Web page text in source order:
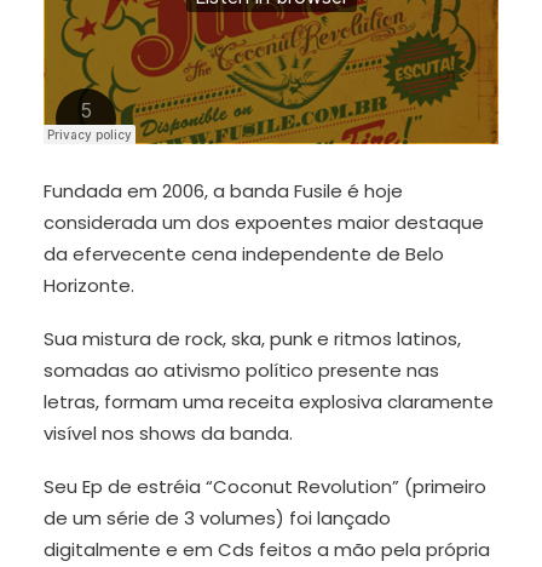
Fundada em 2006, a banda Fusile é hoje
considerada um dos expoentes maior destaque
da efervecente cena independente de Belo
Horizonte.
Sua mistura de rock, ska, punk e ritmos latinos,
somadas ao ativismo político presente nas
letras, formam uma receita explosiva claramente
visível nos shows da banda.
Seu Ep de estréia “Coconut Revolution” (primeiro
de um série de 3 volumes) foi lançado
digitalmente e em Cds feitos a mão pela própria